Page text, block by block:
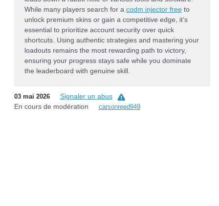
While many players search for a codm injector freeto
unlock premium skins or gain a competitive edge, it’s
essential to prioritize account security over quick
shortcuts. Using authentic strategies and mastering your
loadouts remains the most rewarding path to victory,
ensuring your progress stays safe while you dominate
the leaderboard with genuine skill.
03 mai 2026
Signaler un abus
En cours de modération
carsonreed949